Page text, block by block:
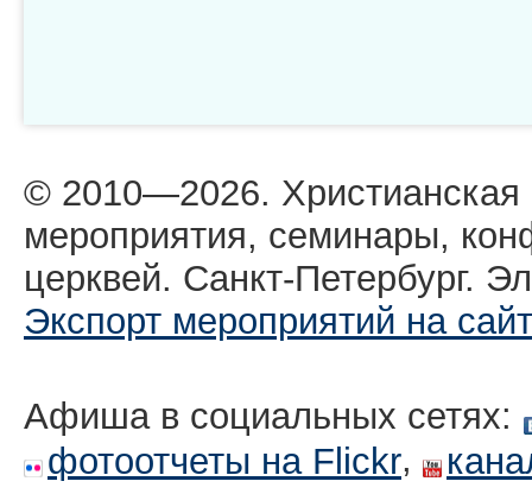
© 2010—2026.
мероприятия, семинары,
церквей. Санкт-Петербург.
Экспорт мероприятий на сайт
Афиша в социальных сетях:
фотоотчеты на Flickr,